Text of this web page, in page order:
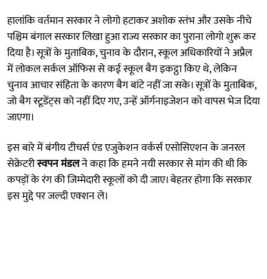
हालांकि वर्तमान सरकार ने लोगो हटाकर अशोक स्तंभ और उसके नीचे
पश्चिम बंगाल सरकार लिखा हुआ राज्य सरकार का पुराना लोगो शुरू कर
दिया है। सूत्रों के मुताबिक, चुनाव के दौरान, स्कूल अधिकारियों ने अप्रैल
में लोकल सर्कल ऑफिस से कई स्कूल बैग इकट्ठा किए थे, लेकिन
चुनाव आचार संहिता के कारण बैग बांटे नहीं जा सके। सूत्रों के मुताबिक,
जो बैग स्टूडेंट्स को नहीं दिए गए, उन्हें ऑर्गनाइजेशन को वापस भेज दिया
जाएगा।
इस बारे में बंगीय टीचर्स एंड एजुकेशन वर्कर्स एसोसिएशन के जनरल
सेक्रेटरीस्वपन मंडलने कहा कि हमने नयी सरकार से मांग की थी कि
कपड़ों के रंग की जिम्मेदारी स्कूलों को दी जाए। बेहतर होगा कि सरकार
इस मुद्दे पर जल्दी एक्शन ले।